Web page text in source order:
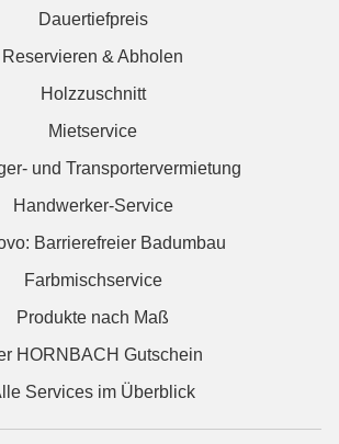
Dauertiefpreis
Reservieren & Abholen
Holzzuschnitt
Mietservice
und Transportervermietung
Handwerker-Service
Barrierefreier Badumbau
Farbmischservice
Produkte nach Maß
HORNBACH Gutschein
Services im Überblick